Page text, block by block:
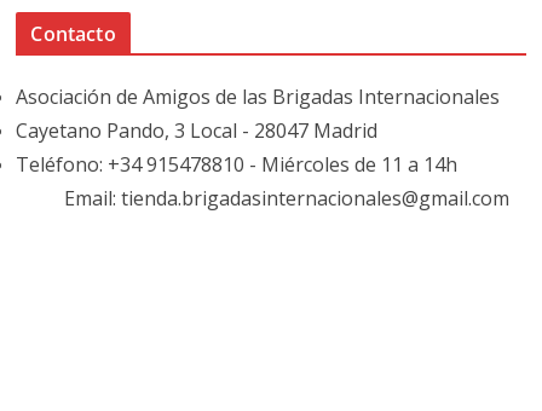
Contacto
Asociación de Amigos de las Brigadas Internacionales
Cayetano Pando, 3 Local - 28047 Madrid
Teléfono: +34 915478810 - Miércoles de 11 a 14h
Email: tienda.brigadasinternacionales@gmail.com